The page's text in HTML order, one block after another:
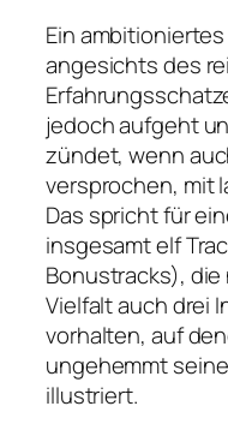
Ein
angesichts des
jedoch aufgeht
zündet, wenn
versprochen, mit
Das spricht für
insgesamt elf
Bonustracks),
Vielfalt auch drei
vorhalten, auf
ungehemmt
illustriert.